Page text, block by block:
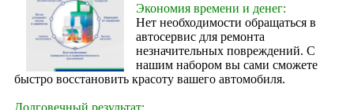
Экономия времени и денег:
Нет необходимости обращаться в
автосервис для ремонта
незначительных повреждений. С
нашим набором вы сами сможете
быстро восстановить красоту вашего автомобиля.
Долговечный результат: